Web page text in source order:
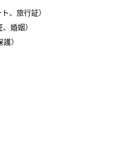
、旅行証）
婚姻）
）